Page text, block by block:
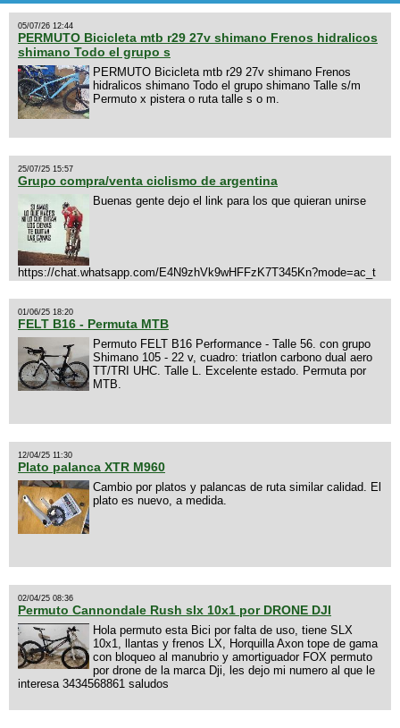
05/07/26 12:44
PERMUTO Bicicleta mtb r29 27v shimano Frenos hidralicos
shimano Todo el grupo s
PERMUTO Bicicleta mtb r29 27v shimano Frenos
hidralicos shimano Todo el grupo shimano Talle s/m
Permuto x pistera o ruta talle s o m.
25/07/25 15:57
Grupo compra/venta ciclismo de argentina
Buenas gente dejo el link para los que quieran unirse
https://chat.whatsapp.com/E4N9zhVk9wHFFzK7T345Kn?mode=ac_t
01/06/25 18:20
FELT B16 - Permuta MTB
Permuto FELT B16 Performance - Talle 56. con grupo
Shimano 105 - 22 v, cuadro: triatlon carbono dual aero
TT/TRI UHC. Talle L. Excelente estado. Permuta por
MTB.
12/04/25 11:30
Plato palanca XTR M960
Cambio por platos y palancas de ruta similar calidad. El
plato es nuevo, a medida.
02/04/25 08:36
Permuto Cannondale Rush slx 10x1 por DRONE DJI
Hola permuto esta Bici por falta de uso, tiene SLX
10x1, llantas y frenos LX, Horquilla Axon tope de gama
con bloqueo al manubrio y amortiguador FOX permuto
por drone de la marca Dji, les dejo mi numero al que le
interesa 3434568861 saludos